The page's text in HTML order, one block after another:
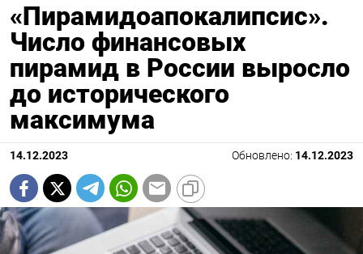
«Пирамидоапокалипсис».
Число финансовых
пирамид в России выросло
до исторического
максимума
14.12.2023 Обновлено: 14.12.2023